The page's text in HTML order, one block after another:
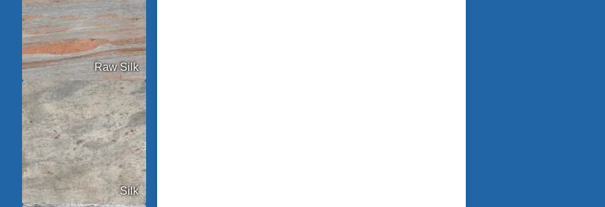
Raw Silk
Silk